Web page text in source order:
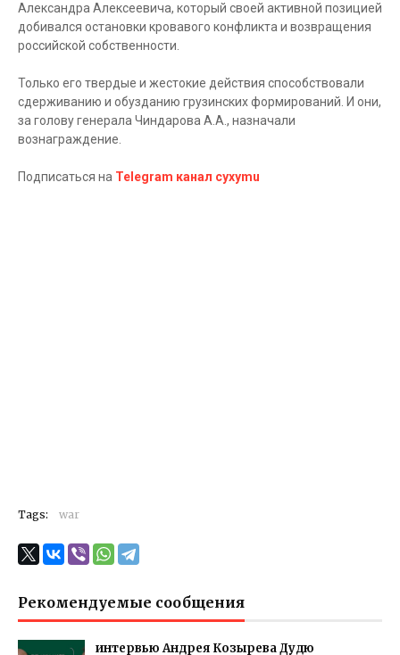
Александра Алексеевича, который своей активной позицией
добивался остановки кровавого конфликта и возвращения
российской собственности.
Только его твердые и жестокие действия способствовали
сдерживанию и обузданию грузинских формирований. И они,
за голову генерала Чиндарова А.А., назначали
вознаграждение.
Подписаться на Telegram канал cyxymu
Tags: war
Рекомендуемые сообщения
интервью Андрея Козырева Дудю